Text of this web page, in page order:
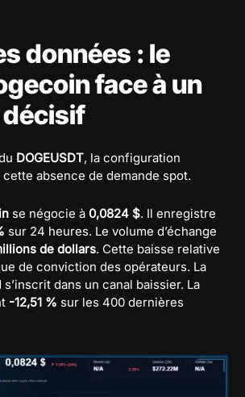
données : le
face à un
DOGEUSDT, la configuration
absence de demande spot.
se négocie à 0,0824 $. Il enregistre
sur 24 heures. Le volume d’échange
de dollars. Cette baisse relative
de conviction des opérateurs. La
dans un canal baissier. La
-12,51 % sur les 400 dernières